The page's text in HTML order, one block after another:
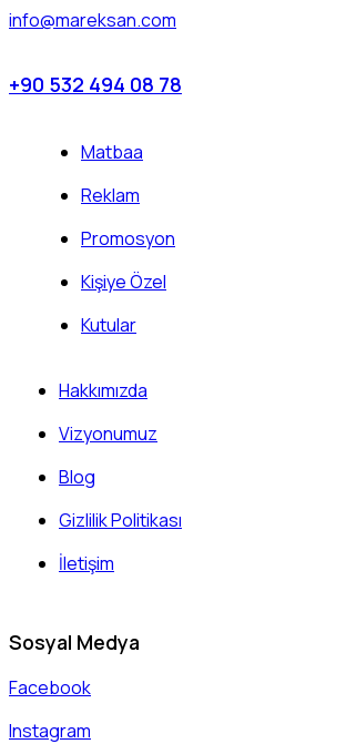
info@mareksan.com
+90 532 494 08 78
Matbaa
Reklam
Promosyon
Kişiye Özel
Kutular
Hakkımızda
Vizyonumuz
Blog
Gizlilik Politikası
İletişim
Sosyal Medya
Facebook
Instagram